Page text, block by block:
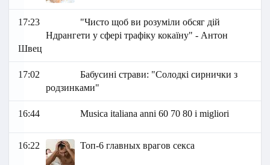
17:23
"Чисто щоб ви розуміли обсяг дій
Ндрангети у сфері трафіку кокаїну" - Антон
Швец
17:02
Бабусині страви: "Солодкі сирнички з
родзинками"
16:44 Musica italiana anni 60 70 80 i migliori
16:22 Топ-6 главных врагов секса